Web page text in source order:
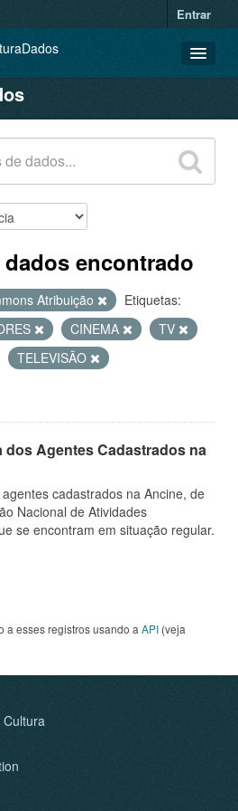
Entrar
encontrado
Atribuição
Etiquetas:
CINEMA
TV
TELEVISÃO
Agentes Cadastrados na
cadastrados na Ancine, de
Nacional de Atividades
se encontram em situação regular.
a esses registros usando a API (veja